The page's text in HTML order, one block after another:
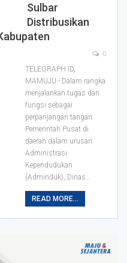
Sulbar
Distribusikan
0
TELEGRAPH.ID,
MAMUJU - Dalam rangka
menjalankan tugas dan
fungsi sebagai
perpanjangan tangan
Pemerintah Pusat di
daerah dalam urusan
Administrasi
Kependudukan
(Adminduk), Dinas…
READ MORE...